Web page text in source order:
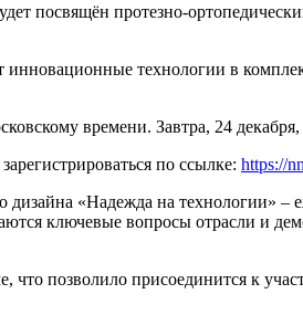
посвящён протезно-
технологии в
времени. Завтра, 24
по ссылке: https://
«Надежда на технологии»
ключевые вопросы отрасли и
что позволило присоединится к